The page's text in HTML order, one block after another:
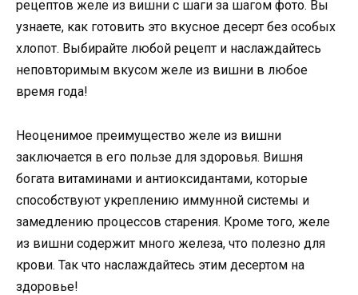
рецептов желе из вишни с шаги за шагом фото. Вы
узнаете, как готовить это вкусное десерт без особых
хлопот. Выбирайте любой рецепт и наслаждайтесь
неповторимым вкусом желе из вишни в любое
время года!
Неоценимое преимущество желе из вишни
заключается в его пользе для здоровья. Вишня
богата витаминами и антиоксидантами, которые
способствуют укреплению иммунной системы и
замедлению процессов старения. Кроме того, желе
из вишни содержит много железа, что полезно для
крови. Так что наслаждайтесь этим десертом на
здоровье!